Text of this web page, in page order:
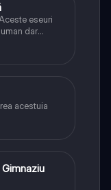
eseuri
dar
acestuia